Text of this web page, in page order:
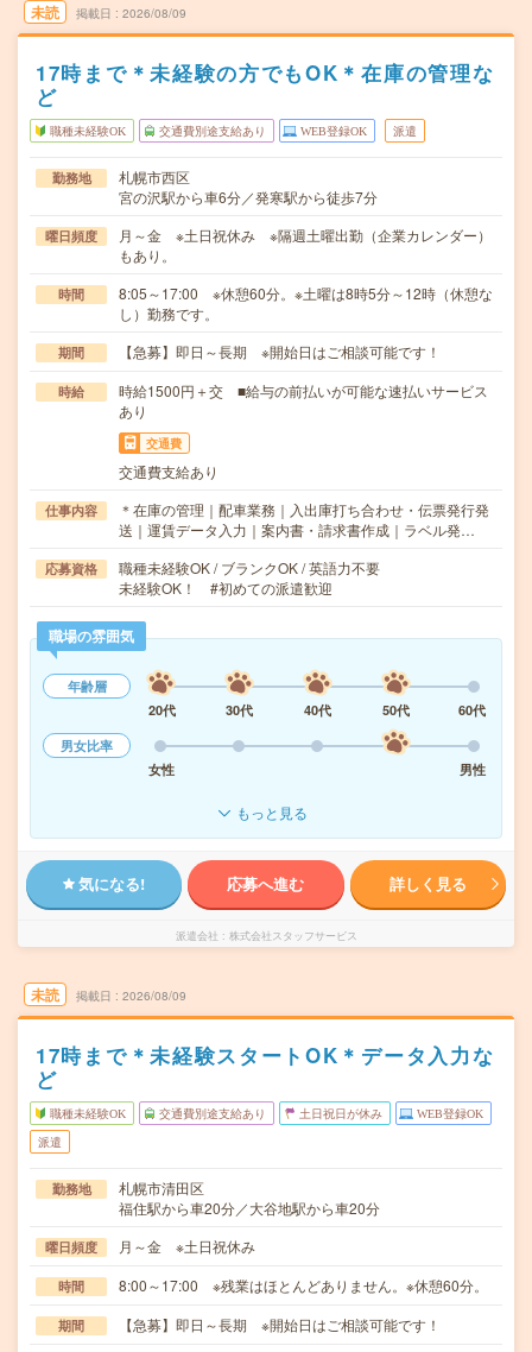
未読 掲載日 2026/08/09
17時まで＊未経験の方でもOK＊在庫の管理な
ど
職種未経験OK 交通費別途支給あり WEB登録OK 派遣
勤務地
札幌市西区
宮の沢駅から車6分／発寒駅から徒歩7分
曜日頻度
月～金 ※土日祝休み ※隔週土曜出勤（企業カレンダー）
もあり。
時間
8:05～17:00 ※休憩60分。※土曜は8時5分～12時（休憩な
し）勤務です。
期間 【急募】即日～長期 ※開始日はご相談可能です！
時給
時給1500円＋交 ■給与の前払いが可能な速払いサービス
あり
交通費
交通費支給あり
仕事内容
＊在庫の管理｜配車業務｜入出庫打ち合わせ・伝票発行発
送｜運賃データ入力｜案内書・請求書作成｜ラベル発…
応募資格
職種未経験OK / ブランクOK / 英語力不要
未経験OK！ #初めての派遣歓迎
職場の雰囲気
年齢層
20代
30代 40代 50代
60代
男女比率
女性
男性
もっと見る
気になる! 応募へ進む 詳しく見る
派遣会社 株式会社スタッフサービス
未読 掲載日 2026/08/09
17時まで＊未経験スタートOK＊データ入力な
ど
職種未経験OK 交通費別途支給あり 土日祝日が休み WEB登録OK
派遣
勤務地
札幌市清田区
福住駅から車20分／大谷地駅から車20分
曜日頻度 月～金 ※土日祝休み
時間 8:00～17:00 ※残業はほとんどありません。※休憩60分。
期間 【急募】即日～長期 ※開始日はご相談可能です！